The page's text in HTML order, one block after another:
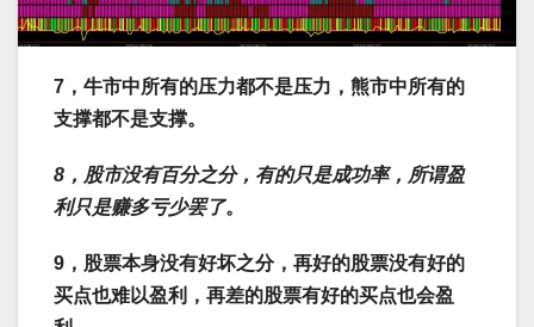
7，牛市中所有的压力都不是压力，熊市中所有的
支撑都不是支撑。
8，股市没有百分之分，有的只是成功率，所谓盈
利只是赚多亏少罢了。
9，股票本身没有好坏之分，再好的股票没有好的
买点也难以盈利，再差的股票有好的买点也会盈